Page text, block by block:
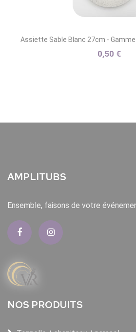
Assiette Sable Blanc 27cm - Gamme
0,50 €
AMPLITUBS
Ensemble, faisons de votre
NOS PRODUITS